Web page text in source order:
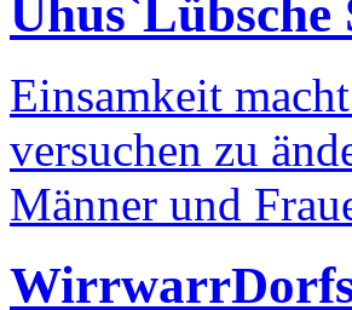
Uhus`Lübsche
Einsamkeit
versuchen zu
Männer und
Wirrwarr